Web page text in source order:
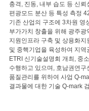
충격, 진동, 내부 습도 등 신
편광모드 분산 등 특성 측정
기존 산업의 구조에 3차원 영
부가가치 창출을 위해 광주
지원인프라 구축 및 상용화
및 중핵기업을 육성하여 지
ETRI 신기술설명회 개최, 중
수행하고 있으며, 호남권연
품질관리를 위하여 사업 Q-
결과물에 대한 기술 Q-mark